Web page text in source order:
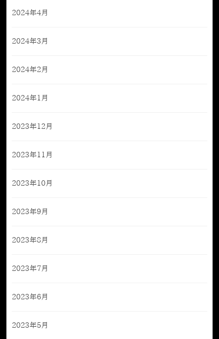
2024年4月
2024年3月
2024年2月
2024年1月
2023年12月
2023年11月
2023年10月
2023年9月
2023年8月
2023年7月
2023年6月
2023年5月